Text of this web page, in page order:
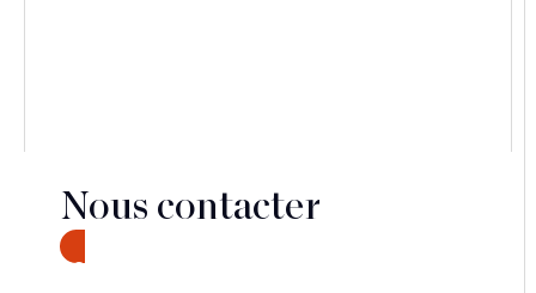
Nous contacter